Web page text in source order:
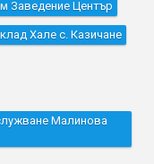
Заведение Център
Хале с. Казичане
Малинова